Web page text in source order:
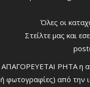
Όλες οι
Στείλτε μας και
ΑΠΑΓΟΡΕΥΕΤΑΙ ΡΗΤΑ η
ή φωτογραφίες) από την